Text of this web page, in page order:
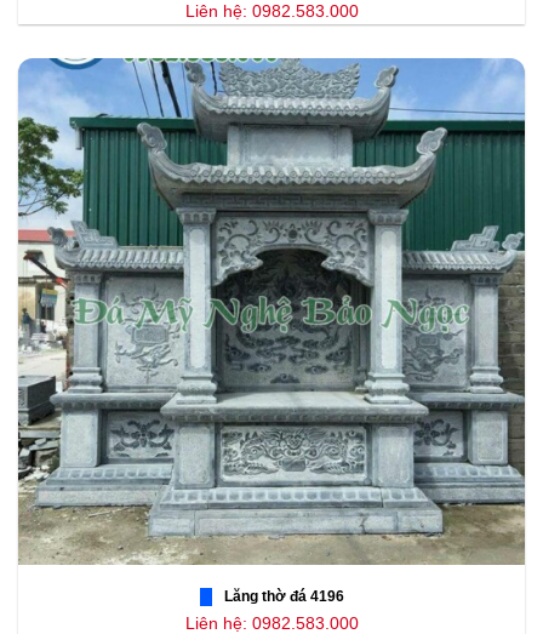
Liên hệ: 0982.583.000
Lăng thờ đá 4196
Liên hệ: 0982.583.000